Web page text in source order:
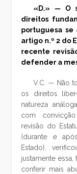
«D.» — O
direitos
portuguesa se
artigo n.º 2 do
recente
defender a
V.C. — Não
os direitos
natureza
com
revisão do
(durante e
Estado),
justamente
conferir mais